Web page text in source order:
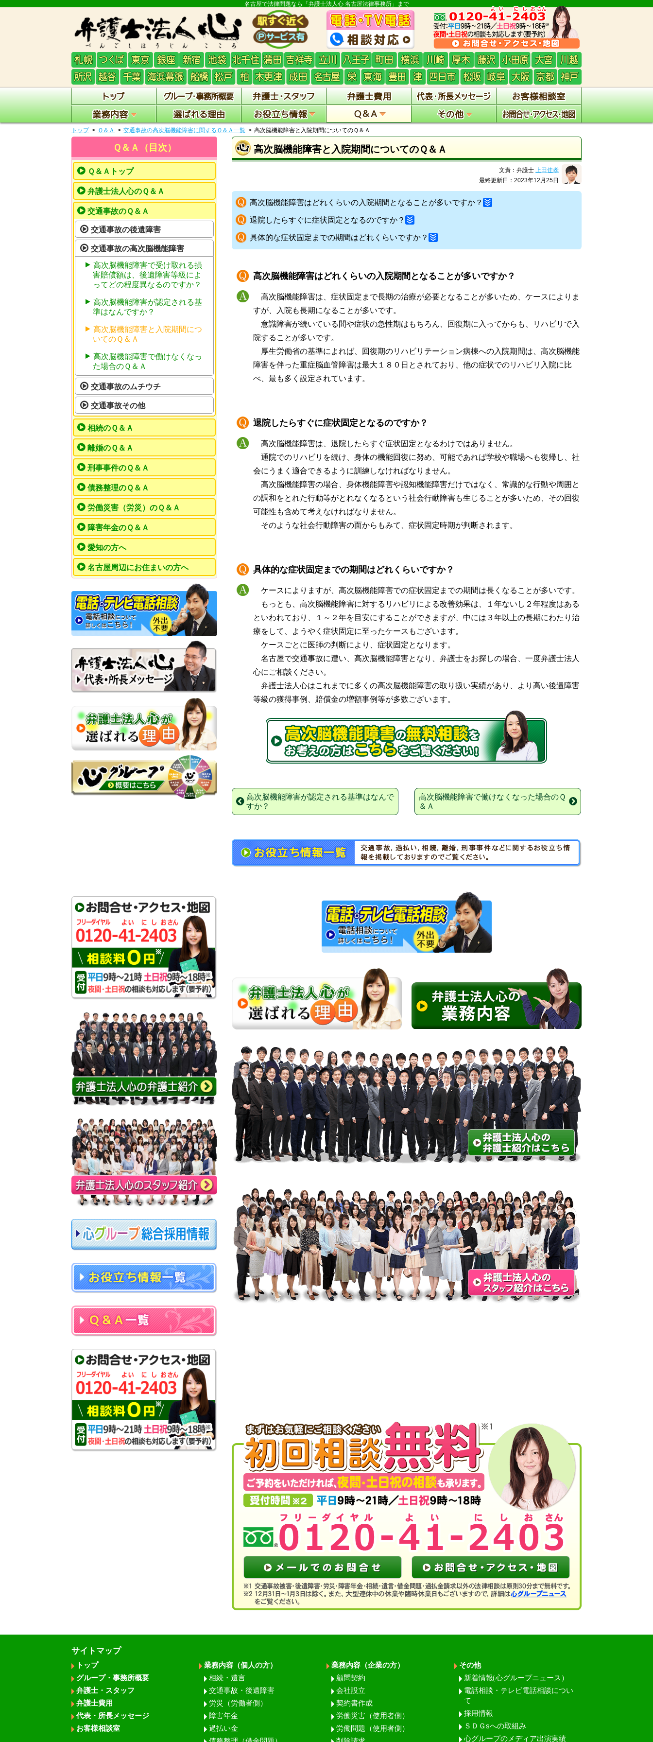
名古屋で法律問題なら「弁護士法人心 名古屋法律事務所」まで
トップ Ｑ＆Ａ 交通事故の高次脳機能障害に関するＱ＆Ａ一覧 高次脳機能障害と入院期間についてのＱ＆Ａ
高次脳機能障害と入院期間についてのＱ＆Ａ
文責：弁護士上田佳孝
最終更新日：2023年12月25日
高次脳機能障害はどれくらいの入院期間となることが多いですか？
退院したらすぐに症状固定となるのですか？
具体的な症状固定までの期間はどれくらいですか？
高次脳機能障害はどれくらいの入院期間となることが多いですか？
高次脳機能障害は、症状固定まで長期の治療が必要となることが多いため、ケースによりま
すが、入院も長期になることが多いです。
意識障害が続いている間や症状の急性期はもちろん、回復期に入ってからも、リハビリで入
院することが多いです。
厚生労働省の基準によれば、回復期のリハビリテーション病棟への入院期間は、高次脳機能
障害を伴った重症脳血管障害は最大１８０日とされており、他の症状でのリハビリ入院に比
べ、最も多く設定されています。
退院したらすぐに症状固定となるのですか？
高次脳機能障害は、退院したらすぐ症状固定となるわけではありません。
通院でのリハビリを続け、身体の機能回復に努め、可能であれば学校や職場へも復帰し、社
会にうまく適合できるように訓練しなければなりません。
高次脳機能障害の場合、身体機能障害や認知機能障害だけではなく、常識的な行動や周囲と
の調和をとれた行動等がとれなくなるという社会行動障害も生じることが多いため、その回復
可能性も含めて考えなければなりません。
そのような社会行動障害の面からもみて、症状固定時期が判断されます。
具体的な症状固定までの期間はどれくらいですか？
ケースによりますが、高次脳機能障害での症状固定までの期間は長くなることが多いです。
もっとも、高次脳機能障害に対するリハビリによる改善効果は、１年ないし２年程度はある
といわれており、１～２年を目安にすることができますが、中には３年以上の長期にわたり治
療をして、ようやく症状固定に至ったケースもございます。
ケースごとに医師の判断により、症状固定となります。
名古屋で交通事故に遭い、高次脳機能障害となり、弁護士をお探しの場合、一度弁護士法人
心にご相談ください。
弁護士法人心はこれまでに多くの高次脳機能障害の取り扱い実績があり、より高い後遺障害
等級の獲得事例、賠償金の増額事例等が多数ございます。
高次脳機能障害が認定される基準はなんで
すか？
高次脳機能障害で働けなくなった場合のＱ
＆Ａ
Ｑ＆Ａ（目次）
Ｑ＆Ａトップ
弁護士法人心のＱ＆Ａ
交通事故のＱ＆Ａ
交通事故の後遺障害
交通事故の高次脳機能障害
高次脳機能障害で受け取れる損
害賠償額は、後遺障害等級によ
ってどの程度異なるのですか？
高次脳機能障害が認定される基
準はなんですか？
高次脳機能障害と入院期間につ
いてのＱ＆Ａ
高次脳機能障害で働けなくなっ
た場合のＱ＆Ａ
交通事故のムチウチ
交通事故その他
相続のＱ＆Ａ
離婚のＱ＆Ａ
刑事事件のＱ＆Ａ
債務整理のＱ＆Ａ
労働災害（労災）のＱ＆Ａ
障害年金のＱ＆Ａ
愛知の方へ
名古屋周辺にお住まいの方へ
サイトマップ
トップ
グループ・事務所概要
弁護士・スタッフ
弁護士費用
代表・所長メッセージ
お客様相談室
業務内容（個人の方）
相続・遺言
交通事故・後遺障害
労災（労働者側）
障害年金
過払い金
業務内容（企業の方）
顧問契約
会社設立
契約書作成
労働災害（使用者側）
労働問題（使用者側）
その他
新着情報（心グループニュース）
電話相談・テレビ電話相談につい
て
採用情報
ＳＤＧsへの取組み
心グループのメディア出演実績